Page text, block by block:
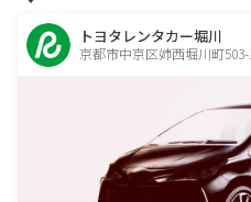
トヨタレンタカー堀川
京都市中京区姉西堀川町